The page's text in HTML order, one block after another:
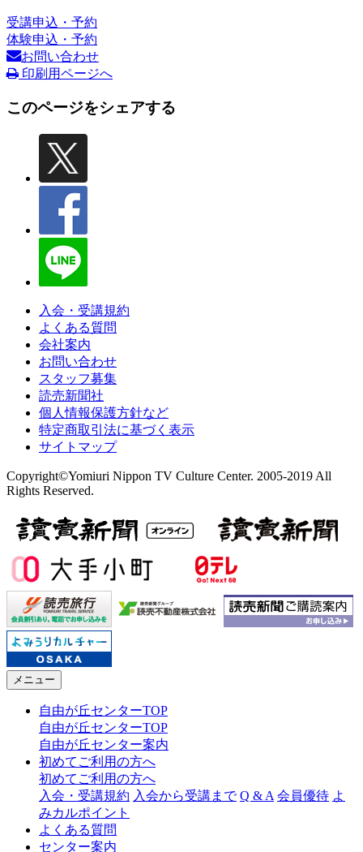
受講申込・予約
体験申込・予約
お問い合わせ
印刷用ページへ
このページをシェアする
入会・受講規約
よくある質問
会社案内
お問い合わせ
スタッフ募集
読売新聞社
個人情報保護方針など
特定商取引法に基づく表示
サイトマップ
Copyright©Yomiuri Nippon TV Culture Center. 2005-2019 All
Rights Reserved.
メニュー
自由が丘センターTOP
自由が丘センターTOP
自由が丘センター案内
初めてご利用の方へ
初めてご利用の方へ
入会・受講規約 入会から受講まで Q & A 会員優待 よ
みカルポイント
よくある質問
センター案内